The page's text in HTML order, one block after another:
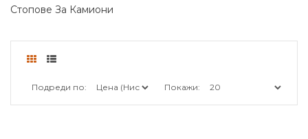
Стопове За Камиони
Подреди по: Покажи: